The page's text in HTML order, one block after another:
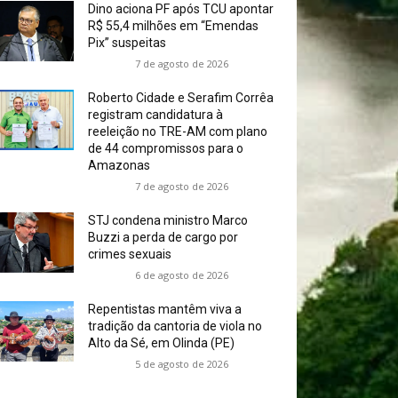
Dino aciona PF após TCU apontar
R$ 55,4 milhões em “Emendas
Pix” suspeitas
7 de agosto de 2026
Roberto Cidade e Serafim Corrêa
registram candidatura à
reeleição no TRE-AM com plano
de 44 compromissos para o
Amazonas
7 de agosto de 2026
STJ condena ministro Marco
Buzzi a perda de cargo por
crimes sexuais
6 de agosto de 2026
Repentistas mantêm viva a
tradição da cantoria de viola no
Alto da Sé, em Olinda (PE)
5 de agosto de 2026